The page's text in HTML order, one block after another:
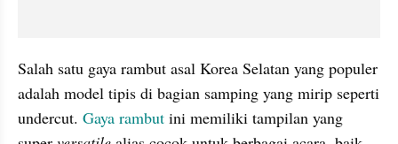
Salah satu gaya rambut asal Korea Selatan yang populer
adalah model tipis di bagian samping yang mirip seperti
undercut. Gaya rambut ini memiliki tampilan yang